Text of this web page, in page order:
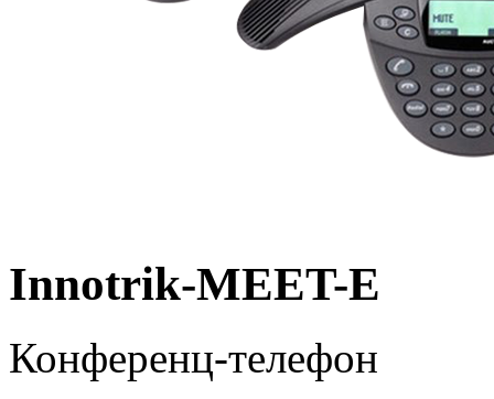
Innotrik-MEET-E
Конференц-телефон